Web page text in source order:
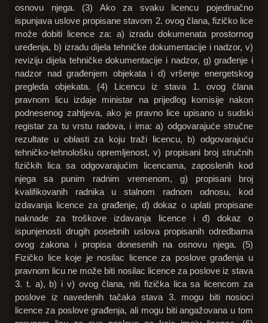
osnovu njega. (3) Ako za svaku licencu pojedinačno
ispunjava uslove propisane stavom 2. ovog člana, fizičko lice
može dobiti licence za: a) izradu dokumenata prostornog
uređenja, b) izradu dijela tehničke dokumentacije i nadzor, v)
reviziju dijela tehničke dokumentacije i nadzor, g) građenje i
nadzor nad građenjem objekata i d) vršenje energetskog
pregleda objekata. (4) Licencu iz stava 1. ovog člana
pravnom licu izdaje ministar na prijedlog komisije nakon
podnesenog zahtjeva, ako je pravno lice upisano u sudski
registar za tu vrstu radova, i ima: a) odgovarajuće stručne
rezultate u oblasti za koju traži licencu, b) odgovarajuću
tehničko-tehnološku opremljenost, v) propisani broj stručnih
fizičkih lica sa odgovarajućim licencama, zaposlenih kod
njega sa punim radnim vremenom, g) propisani broj
kvalifikovanih radnika u stalnom radnom odnosu, kod
izdavanja licence za građenje, d) dokaz o uplati propisane
naknade za troškove izdavanja licence i đ) dokaz o
ispunjenosti drugih posebnih uslova propisanih odredbama
ovog zakona i propisa donesenih na osnovu njega. (5)
Fizičko lice koje je nosilac licence za poslove građenja u
pravnom licu ne može biti nosilac licence za poslove iz stava
3. t. a), b) i v) ovog člana, niti fizička lica sa licencom za
poslove iz navedenih tačaka stava 3. mogu biti nosioci
licence za poslove građenja, ali mogu biti angažovana u tom